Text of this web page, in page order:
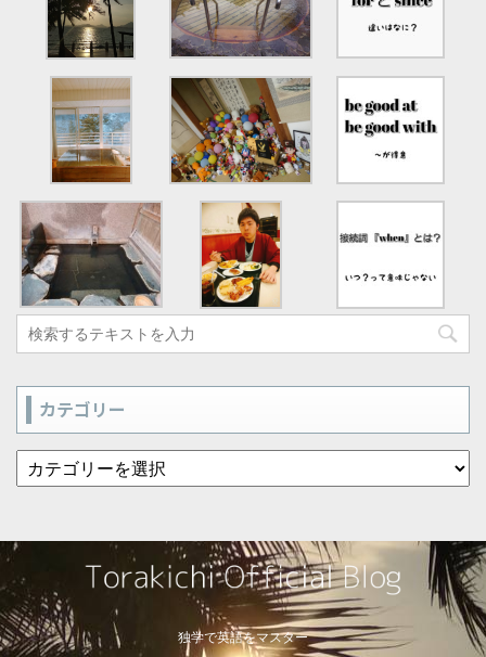
カテゴリー
独学で英語をマスター